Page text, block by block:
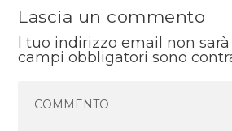
Lascia un commento
l tuo indirizzo email non
campi obbligatori sono